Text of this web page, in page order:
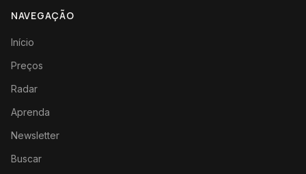
NAVEGAÇÃO
Início
Preços
Radar
Aprenda
Newsletter
Buscar